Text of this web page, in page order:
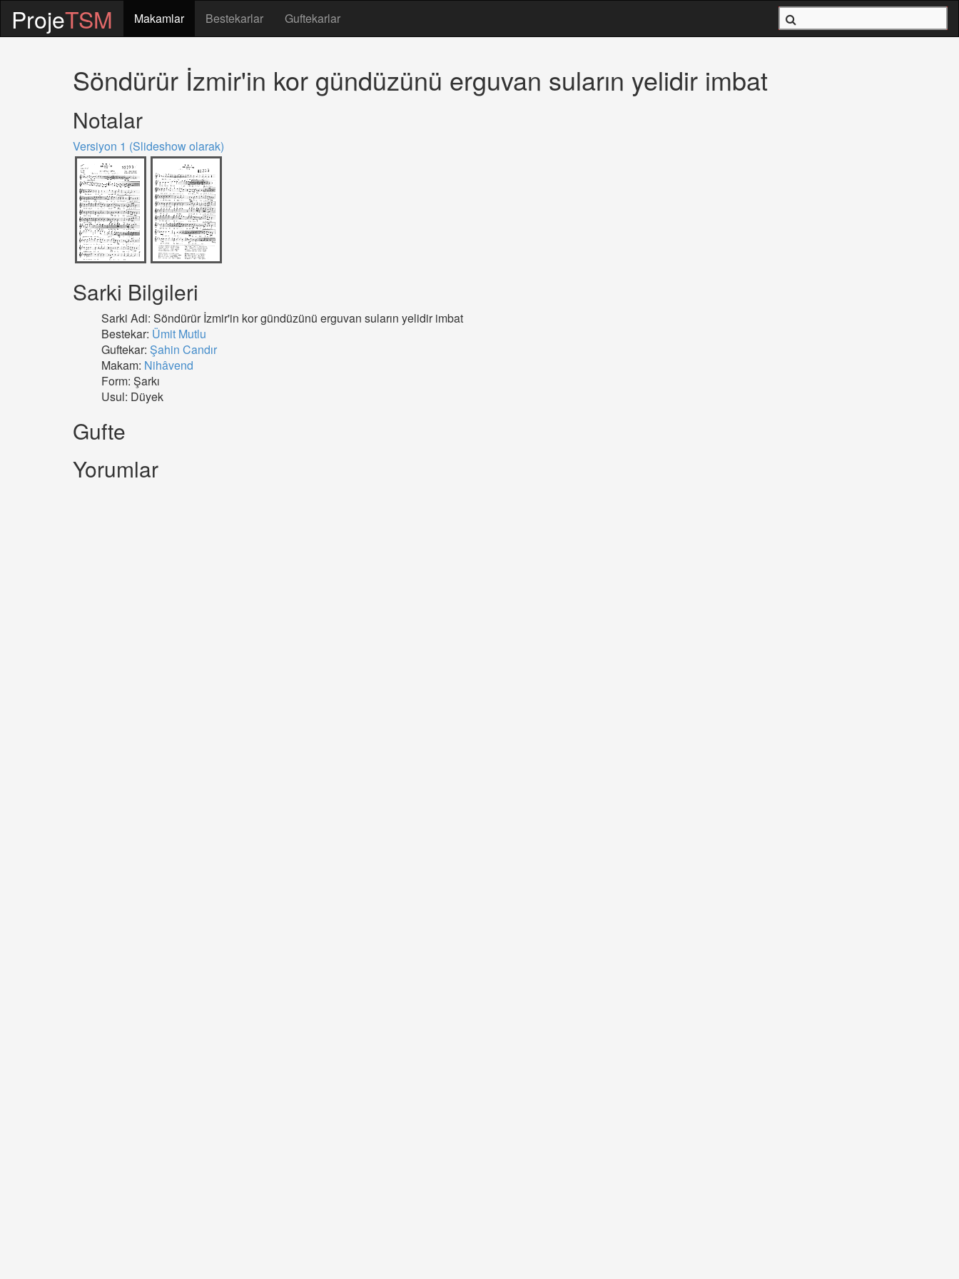
ProjeTSM Makamlar Bestekarlar Guftekarlar
Söndürür İzmir'in kor gündüzünü erguvan suların yelidir imbat
Notalar
Versiyon 1 (Slideshow olarak)
Sarki Bilgileri
Sarki Adi: Söndürür İzmir'in kor gündüzünü erguvan suların yelidir imbat
Bestekar: Ümit Mutlu
Guftekar: Şahin Candır
Makam: Nihâvend
Form: Şarkı
Usul: Düyek
Gufte
Yorumlar